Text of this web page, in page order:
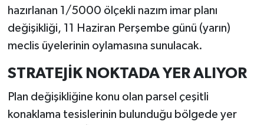
hazırlanan 1/5000 ölçekli nazım imar planı
değişikliği, 11 Haziran Perşembe günü (yarın)
meclis üyelerinin oylamasına sunulacak.
STRATEJİK NOKTADA YER ALIYOR
Plan değişikliğine konu olan parsel çeşitli
konaklama tesislerinin bulunduğu bölgede yer